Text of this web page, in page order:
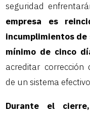
seguridad
empresa es
incumplimientos de
mínimo de cinco
acreditar corrección
de un sistema
Durante el